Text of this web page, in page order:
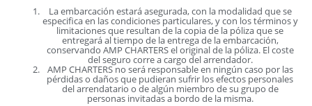
La embarcación estará asegurada, con la modalidad que se
especifica en las condiciones particulares, y con los términos y
limitaciones que resultan de la copia de la póliza que se
entregará al tiempo de la entrega de la embarcación,
conservando AMP CHARTERS el original de la póliza. El coste
del seguro corre a cargo del arrendador.
AMP CHARTERS no será responsable en ningún caso por las
pérdidas o daños que pudieran sufrir los efectos personales
del arrendatario o de algún miembro de su grupo de
personas invitadas a bordo de la misma.